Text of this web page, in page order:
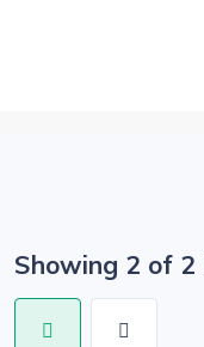
Showing 2 of 2